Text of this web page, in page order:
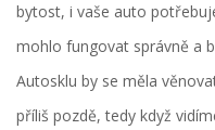
bytost, i vaše auto
mohlo fungovat správně a
Autosklu by se měla
příliš pozdě, tedy když